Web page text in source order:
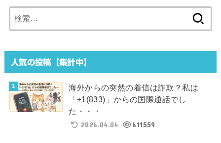
索:
人気の投稿【集計中】
海外からの突然の着信は詐欺？私は
「+1(833)」からの国際通話でし
た・・・
2026.04.04
611559